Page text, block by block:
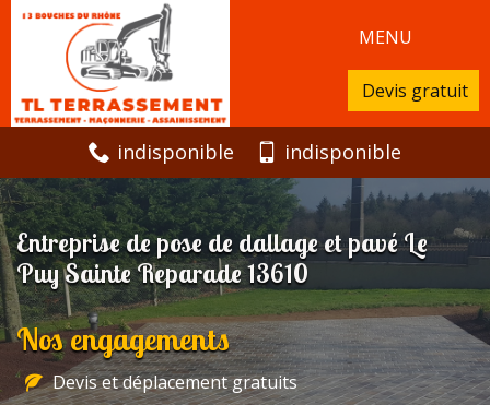
MENU
Devis gratuit
indisponible indisponible
Entreprise de pose de dallage et pavé Le
Puy Sainte Reparade 13610
Nos engagements
Devis et déplacement gratuits